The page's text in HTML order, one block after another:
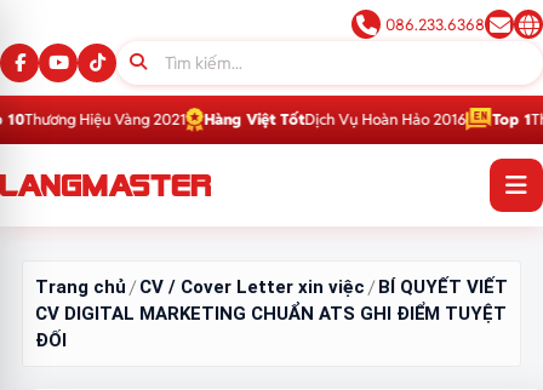
086.233.6368
Vàng 2021 Hàng Việt TốtDịch Vụ Hoàn Hảo 2016 Top 1Thương Hiệu
Trang chủ /CV / Cover Letter xin việc /BÍ QUYẾT VIẾT
CV DIGITAL MARKETING CHUẨN ATS GHI ĐIỂM TUYỆT
ĐỐI